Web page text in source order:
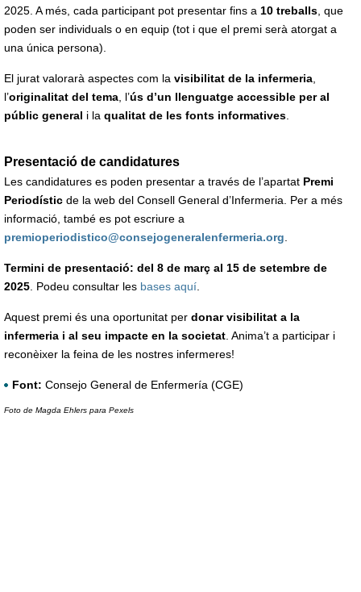
2025. A més, cada participant pot presentar fins a 10 treballs, que
poden ser individuals o en equip (tot i que el premi serà atorgat a
una única persona).
El jurat valorarà aspectes com la visibilitat de la infermeria,
l’originalitat del tema, l’ús d’un llenguatge accessible per al
públic general i la qualitat de les fonts informatives.
Presentació de candidatures
Les candidatures es poden presentar a través de l’apartat Premi
Periodístic de la web del Consell General d’Infermeria. Per a més
informació, també es pot escriure a
premioperiodistico@consejogeneralenfermeria.org.
Termini de presentació: del 8 de març al 15 de setembre de
2025. Podeu consultar les bases aquí.
Aquest premi és una oportunitat per donar visibilitat a la
infermeria i al seu impacte en la societat. Anima’t a participar i
reconèixer la feina de les nostres infermeres!
Font: Consejo General de Enfermería (CGE)
Foto de Magda Ehlers para Pexels